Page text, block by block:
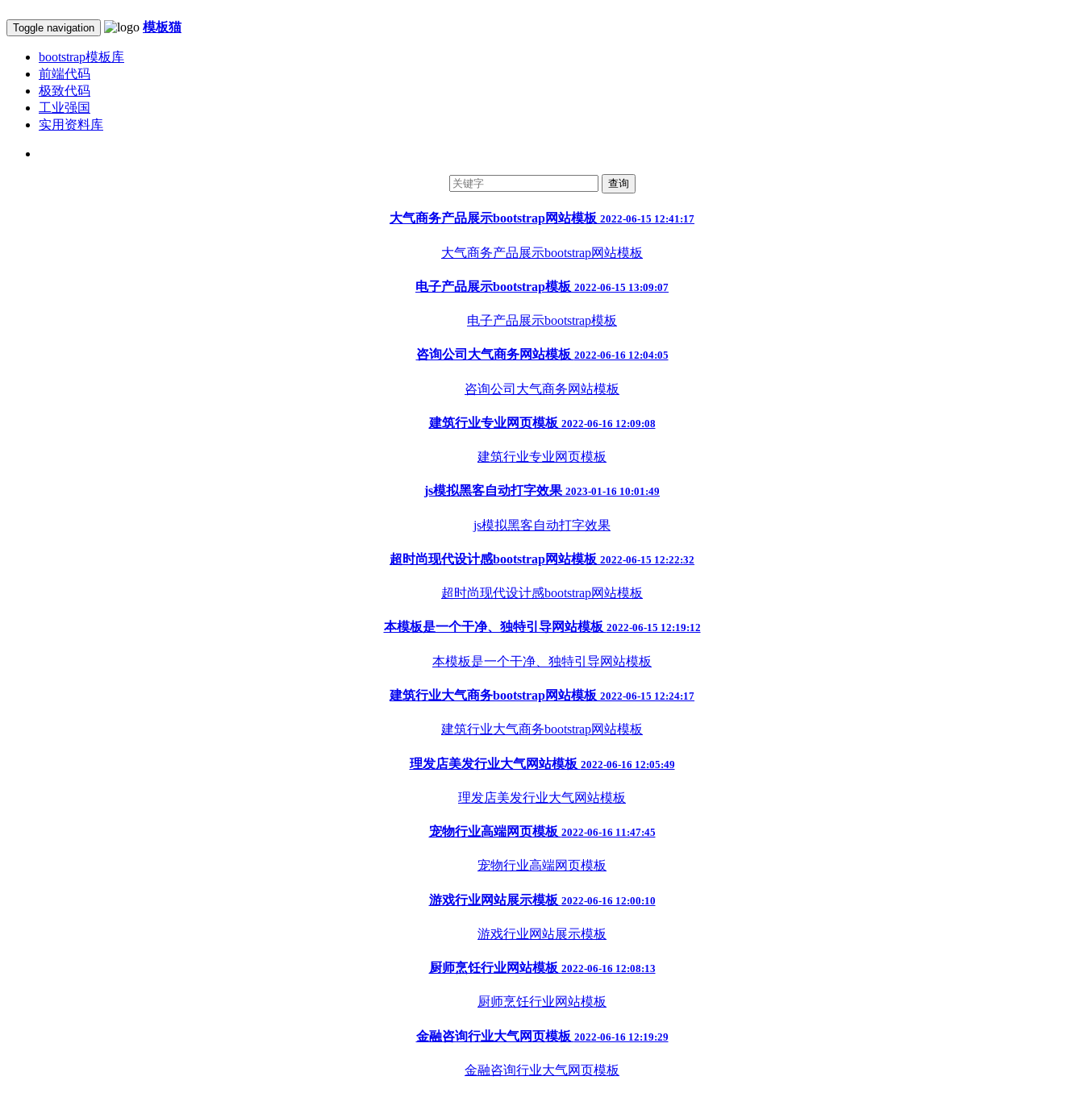
Toggle navigation 模板猫
bootstrap模板库
前端代码
极致代码
工业强国
实用资料库
查询
大气商务产品展示bootstrap网站模板 2022-06-15 12:41:17
大气商务产品展示bootstrap网站模板
电子产品展示bootstrap模板 2022-06-15 13:09:07
电子产品展示bootstrap模板
咨询公司大气商务网站模板 2022-06-16 12:04:05
咨询公司大气商务网站模板
建筑行业专业网页模板 2022-06-16 12:09:08
建筑行业专业网页模板
js模拟黑客自动打字效果 2023-01-16 10:01:49
js模拟黑客自动打字效果
超时尚现代设计感bootstrap网站模板 2022-06-15 12:22:32
超时尚现代设计感bootstrap网站模板
本模板是一个干净、独特引导网站模板 2022-06-15 12:19:12
本模板是一个干净、独特引导网站模板
建筑行业大气商务bootstrap网站模板 2022-06-15 12:24:17
建筑行业大气商务bootstrap网站模板
理发店美发行业大气网站模板 2022-06-16 12:05:49
理发店美发行业大气网站模板
宠物行业高端网页模板 2022-06-16 11:47:45
宠物行业高端网页模板
游戏行业网站展示模板 2022-06-16 12:00:10
游戏行业网站展示模板
厨师烹饪行业网站模板 2022-06-16 12:08:13
厨师烹饪行业网站模板
金融咨询行业大气网页模板 2022-06-16 12:19:29
金融咨询行业大气网页模板